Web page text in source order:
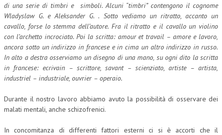
di una serie di timbri e simboli. Alcuni “timbri” contengono il cognome
Wladyslaw G. e Aleksander G. . Sotto vediamo un ritratto, accanto un
cavallo, forse lo stemma dell’autore. Fra il ritratto e il cavallo un violino
con l’archetto incrociato. Poi la scritta: amour et travail – amore e lavoro,
ancora sotto un indirizzo in francese e in cima un altro indirizzo in russo.
In alto a destra osserviamo un disegno di una mano, su ogni dito la scritta
in francese: ecrivain – scrittore, savant – scienziato, artiste – artista,
industriel – industriale, ouvrier – operaio.
Durante il nostro lavoro abbiamo avuto la possibilità di osservare dei
malati mentali, anche schizofrenici.
In concomitanza di differenti fattori esterni ci si è accorti che il